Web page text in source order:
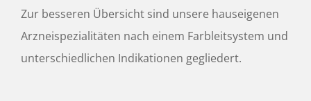
Zur besseren Übersicht sind unsere hauseigenen
Arzneispezialitäten nach einem Farbleitsystem und
unterschiedlichen Indikationen gegliedert.